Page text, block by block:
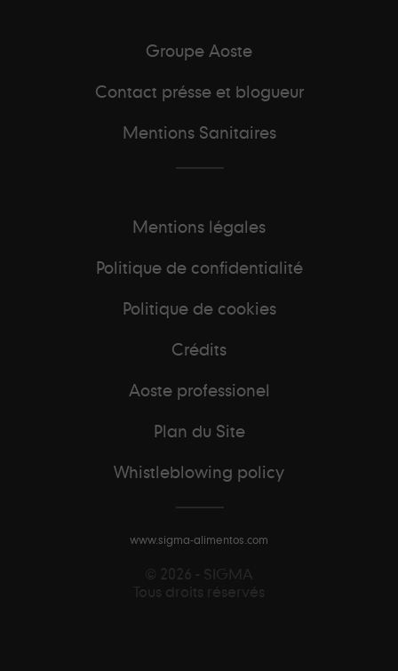
Groupe Aoste
Contact présse et blogueur
Mentions Sanitaires
Mentions légales
Politique de confidentialité
Politique de cookies
Crédits
Aoste professionel
Plan du Site
Whistleblowing policy
www.sigma-alimentos.com
© 2026 - SIGMA
Tous droits réservés